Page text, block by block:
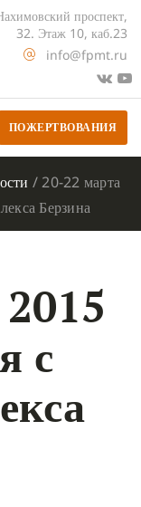
проспект,
32. Этаж 10, каб.23
info@fpmt.ru
ПОЖЕРТВОВАНИЯ
/20-22 марта
Берзина
с